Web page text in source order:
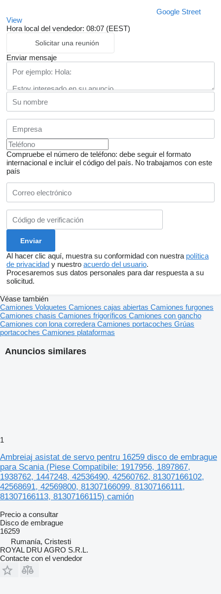
Google Street
View
Hora local del vendedor: 08:07 (EEST)
Solicitar una reunión
Enviar mensaje
Compruebe el número de teléfono: debe seguir el formato
internacional e incluir el código del país. No trabajamos con este
país
Al hacer clic aquí, muestra su conformidad con nuestra política
de privacidad y nuestro acuerdo del usuario.
Procesaremos sus datos personales para dar respuesta a su
solicitud.
Anuncios similares
1
Ambreiaj asistat de servo pentru 16259 disco de embrague
para Scania (Piese Compatibile: 1917956, 1897867,
1938762, 1447248, 42536490, 42560762, 81307166102,
42568691, 42569800, 81307166099, 81307166111,
81307166113, 81307166115) camión
Precio a consultar
Disco de embrague
16259
Rumanía, Cristesti
ROYAL DRU AGRO S.R.L.
Contacte con el vendedor
Véase también
Camiones Volquetes Camiones cajas abiertas Camiones furgones
Camiones chasis Camiones frigoríficos Camiones con gancho
Camiones con lona corredera Camiones portacoches Grúas
portacoches Camiones plataformas